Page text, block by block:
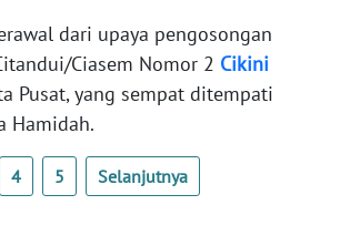
dari upaya pengosongan
Ciasem Nomor 2 Cikini
Pusat, yang sempat ditempati
Hamidah.
4 5 Selanjutnya